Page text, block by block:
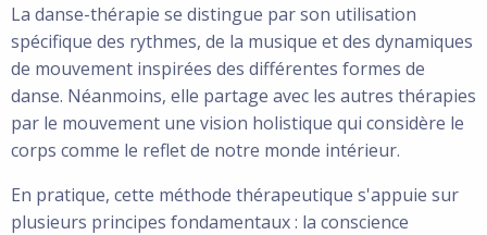
La danse-thérapie se distingue par son utilisation
spécifique des rythmes, de la musique et des dynamiques
de mouvement inspirées des différentes formes de
danse. Néanmoins, elle partage avec les autres thérapies
par le mouvement une vision holistique qui considère le
corps comme le reflet de notre monde intérieur.
En pratique, cette méthode thérapeutique s'appuie sur
plusieurs principes fondamentaux : la conscience